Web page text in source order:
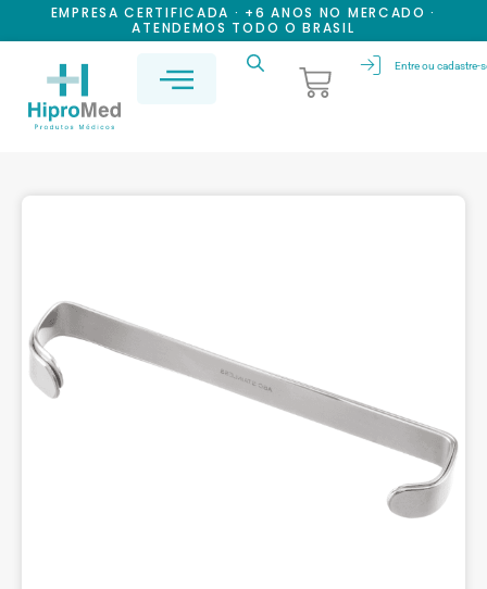
EMPRESA CERTIFICADA · +6 ANOS NO MERCADO ·
ATENDEMOS TODO O BRASIL
Entre ou cadastre-